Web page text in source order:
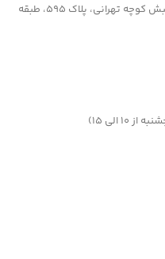
تهران، میدان رسالت،خیابان سمنگان، نبش کوچه تهرانی، پلاک ۵۹۵، طبقه